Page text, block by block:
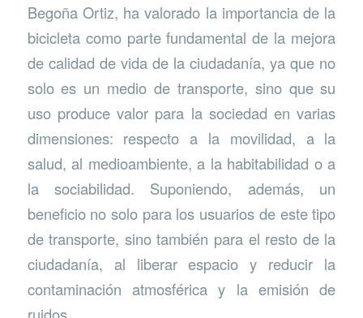
Begoña Ortiz, ha valorado la importancia de la
bicicleta como parte fundamental de la mejora
de calidad de vida de la ciudadanía, ya que no
solo es un medio de transporte, sino que su
uso produce valor para la sociedad en varias
dimensiones: respecto a la movilidad, a la
salud, al medioambiente, a la habitabilidad o a
la sociabilidad. Suponiendo, además, un
beneficio no solo para los usuarios de este tipo
de transporte, sino también para el resto de la
ciudadanía, al liberar espacio y reducir la
contaminación atmosférica y la emisión de